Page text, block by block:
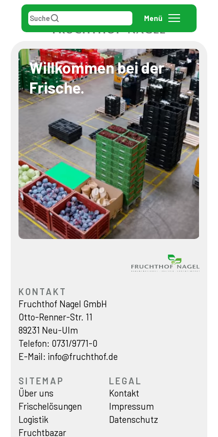
Suche Menü
Willkommen bei der
Frische.
KONTAKT
Fruchthof Nagel GmbH
Otto-Renner-Str. 11
89231 Neu-Ulm
Telefon: 0731/9771-0
E-Mail: info@fruchthof.de
SITEMAP
Über uns
Frischelösungen
Logistik
Fruchtbazar
LEGAL
Kontakt
Impressum
Datenschutz